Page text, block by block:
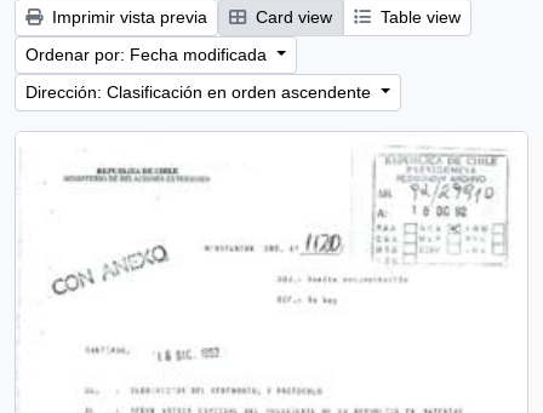
Imprimir vista previa Card view
Table view
Ordenar por: Fecha modificada
Dirección: Clasificación en orden ascendente